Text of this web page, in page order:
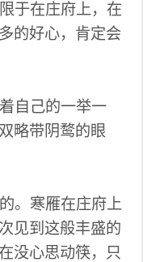
于在庄府上，在
的好心，肯定会
自己的一举一
略带阴鹜的眼
。寒雁在庄府上
见到这般丰盛的
没心思动筷，只